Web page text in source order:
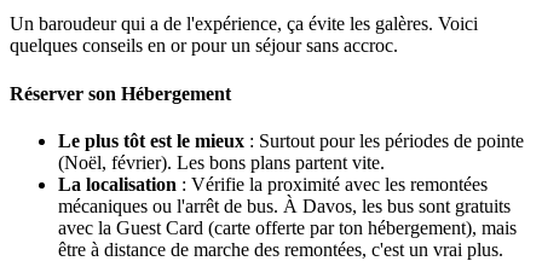
Un baroudeur qui a de l'expérience, ça évite les galères. Voici
quelques conseils en or pour un séjour sans accroc.
Réserver son Hébergement
Le plus tôt est le mieux : Surtout pour les périodes de pointe
(Noël, février). Les bons plans partent vite.
La localisation : Vérifie la proximité avec les remontées
mécaniques ou l'arrêt de bus. À Davos, les bus sont gratuits
avec la Guest Card (carte offerte par ton hébergement), mais
être à distance de marche des remontées, c'est un vrai plus.